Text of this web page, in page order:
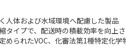
人体および水域環境へ配慮した製品
タイプで、配送時の積載効率を向上
められたVOC、化審法第1種特定化